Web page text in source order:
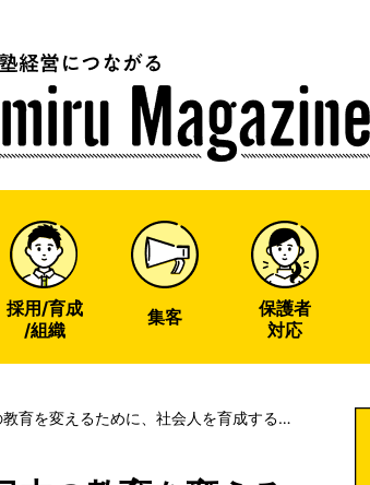
採用/育成
/組織
集客
保護者
対応
育を変えるために、社会人を育成する。